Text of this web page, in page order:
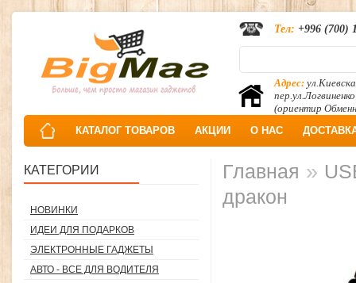
Адрес:
пер.ул.Логвиненко
(ориентир
Тел: +996 (700)
КАТАЛОГ ТОВАРОВ АКЦИИ О НАС
КАТЕГОРИИ
НОВИНКИ
ИДЕИ ДЛЯ ПОДАРКОВ
ЭЛЕКТРОННЫЕ ГАДЖЕТЫ
АВТО - ВСЕ ДЛЯ ВОДИТЕЛЯ
Главная »
дракон